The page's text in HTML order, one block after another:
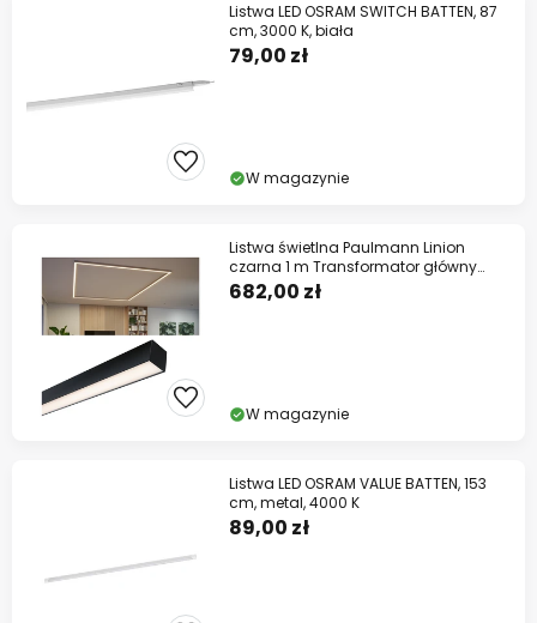
Listwa LED OSRAM SWITCH BATTEN, 87
cm, 3000 K, biała
79,00 zł
W magazynie
Listwa świetlna Paulmann Linion
czarna 1 m Transformator główny
włącz/wyłącz
682,00 zł
W magazynie
Listwa LED OSRAM VALUE BATTEN, 153
cm, metal, 4000 K
89,00 zł